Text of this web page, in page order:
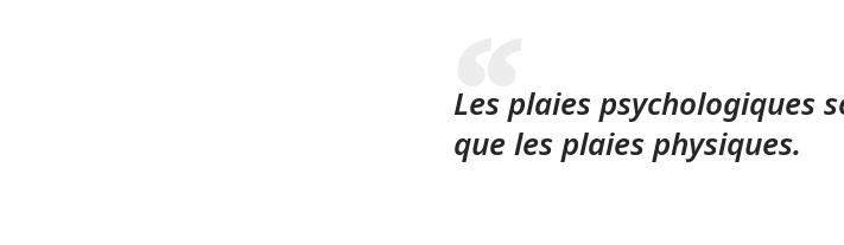
Les plaies psychologiques
que les plaies physiques.